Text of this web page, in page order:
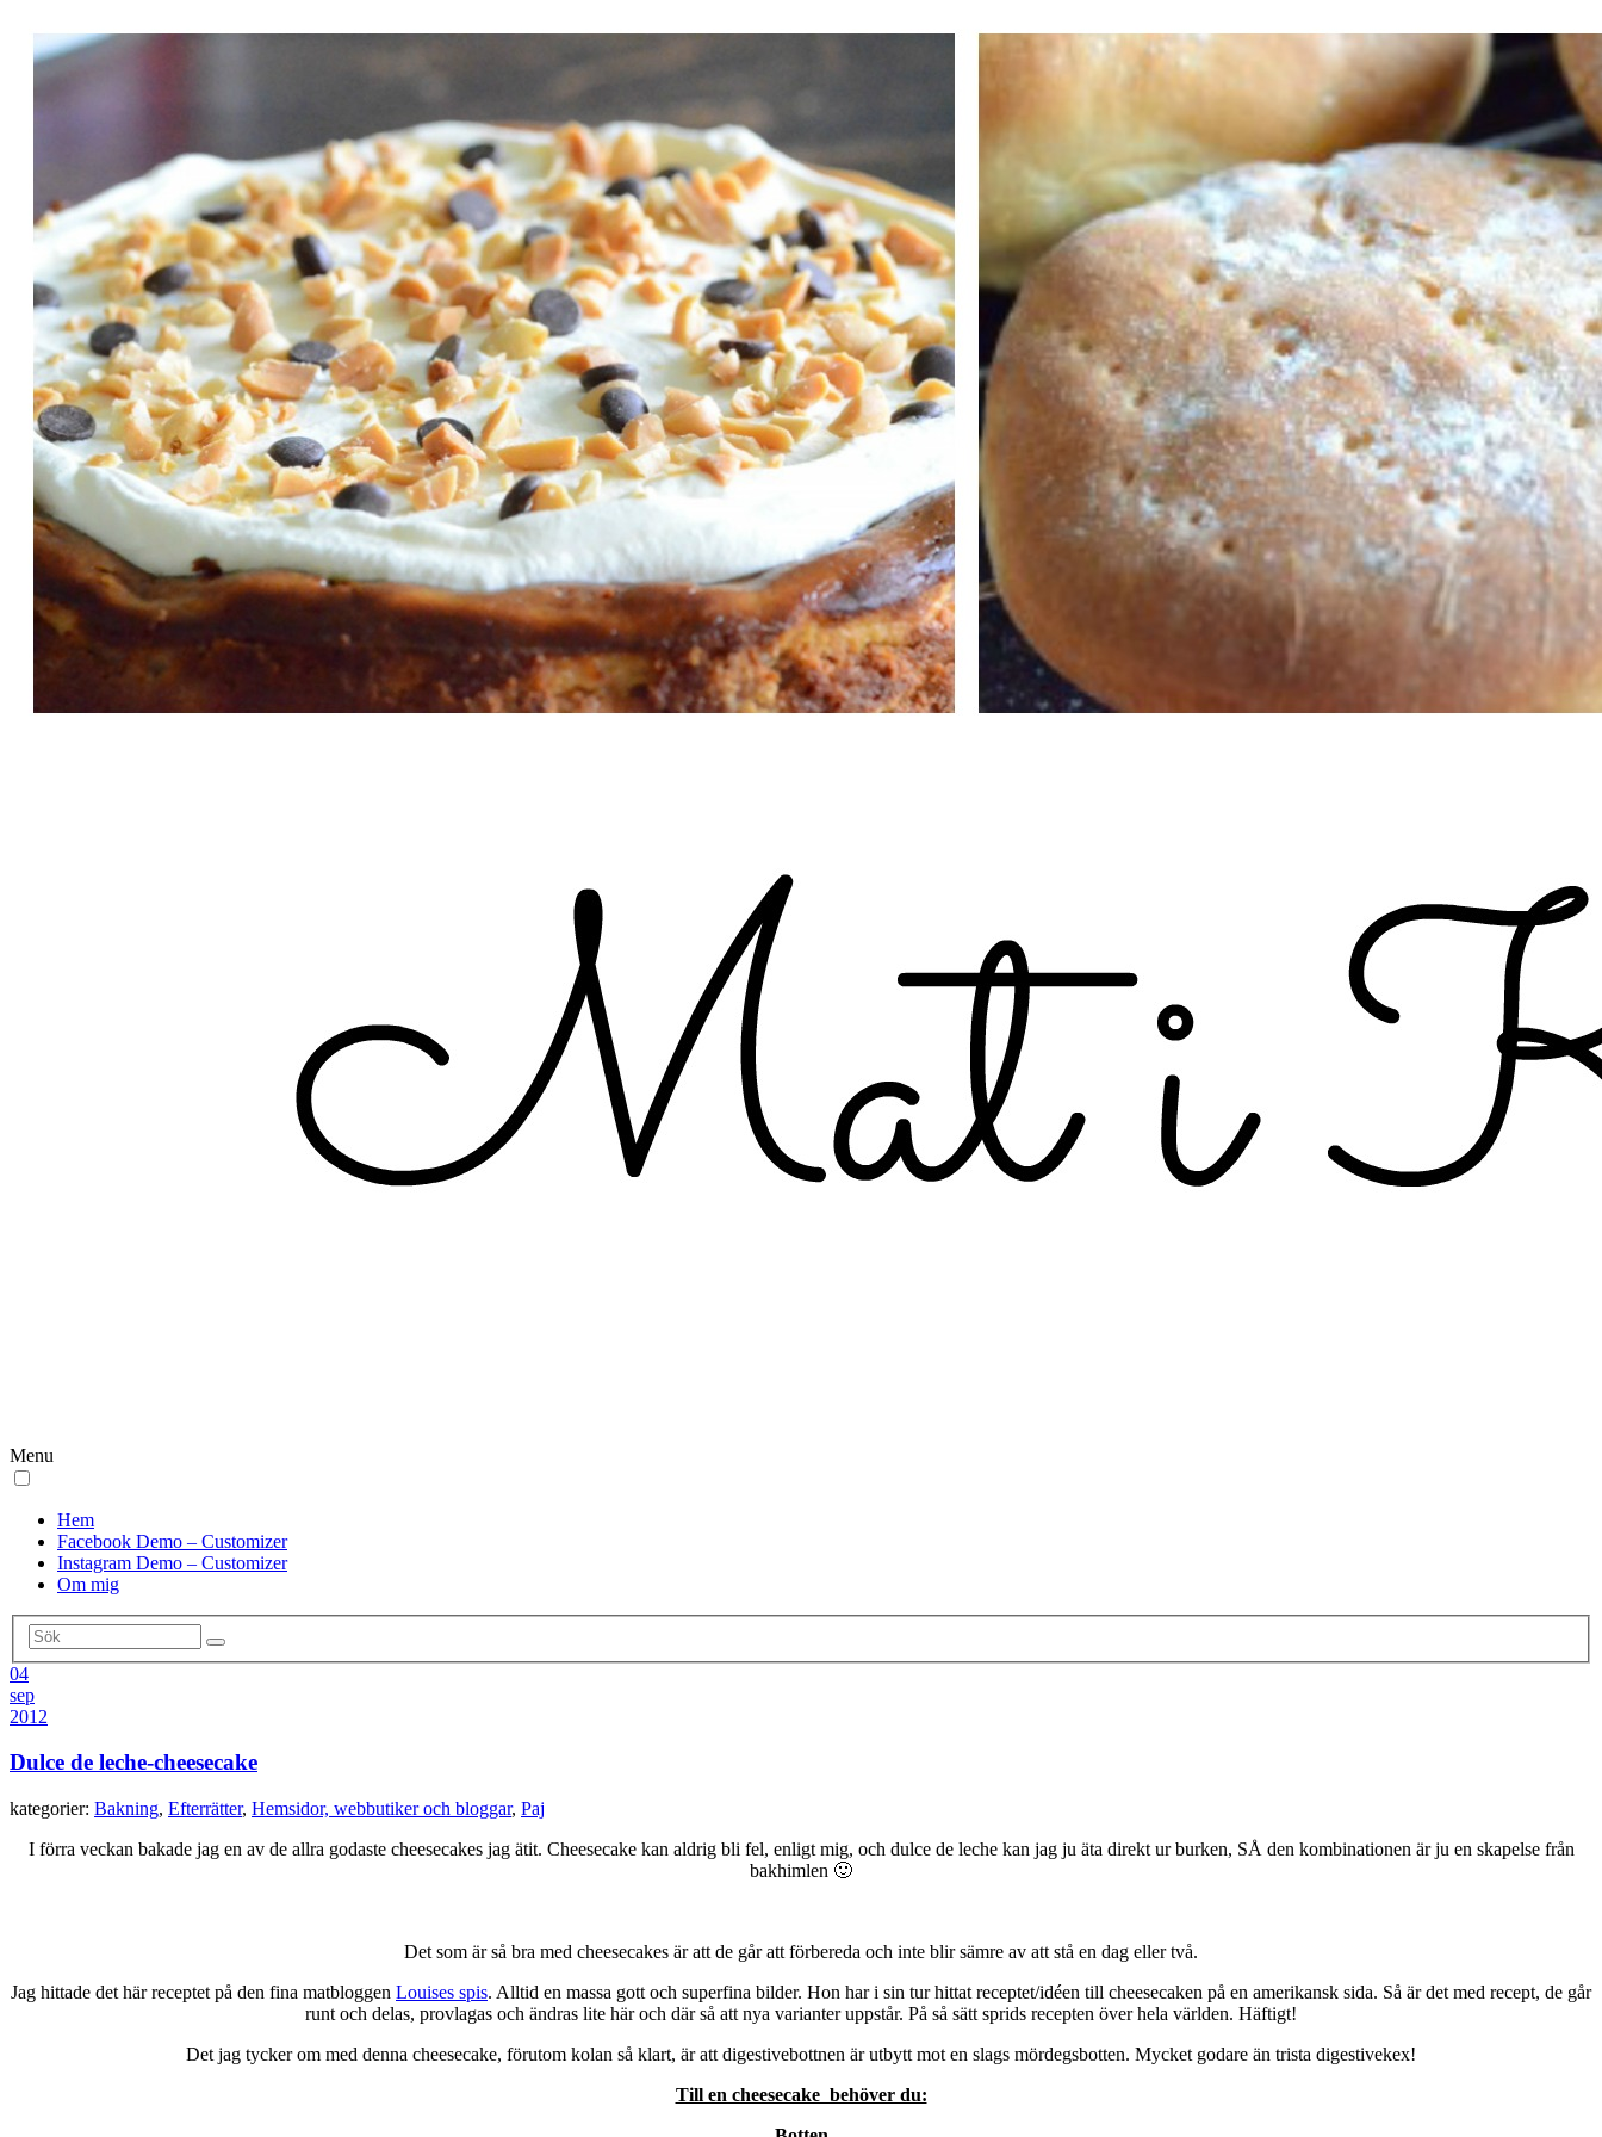
Menu
Hem
Facebook Demo – Customizer
Instagram Demo – Customizer
Om mig
04
sep
2012
Dulce de leche-cheesecake
kategorier: Bakning, Efterrätter, Hemsidor, webbutiker och bloggar, Paj
I förra veckan bakade jag en av de allra godaste cheesecakes jag ätit. Cheesecake kan aldrig bli fel, enligt mig, och dulce de leche kan jag ju äta direkt ur burken, SÅ den kombinationen är ju en skapelse från
bakhimlen 🙂
Det som är så bra med cheesecakes är att de går att förbereda och inte blir sämre av att stå en dag eller två.
Jag hittade det här receptet på den fina matbloggen Louises spis. Alltid en massa gott och superfina bilder. Hon har i sin tur hittat receptet/idéen till cheesecaken på en amerikansk sida. Så är det med recept, de går
runt och delas, provlagas och ändras lite här och där så att nya varianter uppstår. På så sätt sprids recepten över hela världen. Häftigt!
Det jag tycker om med denna cheesecake, förutom kolan så klart, är att digestivebottnen är utbytt mot en slags mördegsbotten. Mycket godare än trista digestivekex!
Till en cheesecake behöver du: